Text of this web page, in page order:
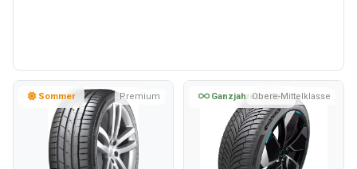
Sommer Premium GanzjahresreifenObere-Mittelklasse